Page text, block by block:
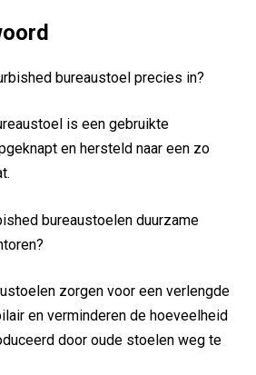
bureaustoel precies in?
is een gebruikte
en hersteld naar een zo
bureaustoelen duurzame
zorgen voor een verlengde
en verminderen de hoeveelheid
door oude stoelen weg te